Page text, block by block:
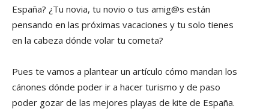
España? ¿Tu novia, tu novio o tus amig@s están
pensando en las próximas vacaciones y tu solo tienes
en la cabeza dónde volar tu cometa?
Pues te vamos a plantear un artículo cómo mandan los
cánones dónde poder ir a hacer turismo y de paso
poder gozar de las mejores playas de kite de España.